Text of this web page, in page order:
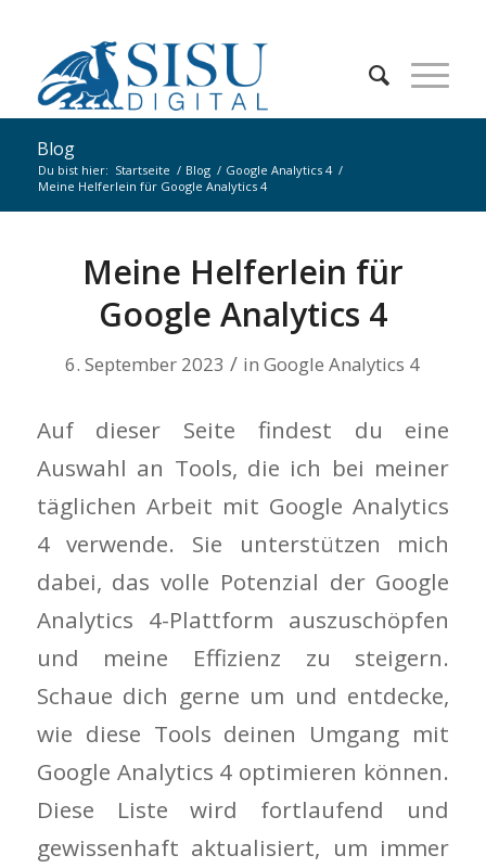
Blog
Du bist hier: Startseite / Blog / Google Analytics 4 /
Meine Helferlein für Google Analytics 4
Meine Helferlein für
Google Analytics 4
6. September 2023 / inGoogle Analytics 4
Auf dieser Seite findest du eine
Auswahl an Tools, die ich bei meiner
täglichen Arbeit mit Google Analytics
4 verwende. Sie unterstützen mich
dabei, das volle Potenzial der Google
Analytics 4-Plattform auszuschöpfen
und meine Effizienz zu steigern.
Schaue dich gerne um und entdecke,
wie diese Tools deinen Umgang mit
Google Analytics 4 optimieren können.
Diese Liste wird fortlaufend und
gewissenhaft aktualisiert, um immer